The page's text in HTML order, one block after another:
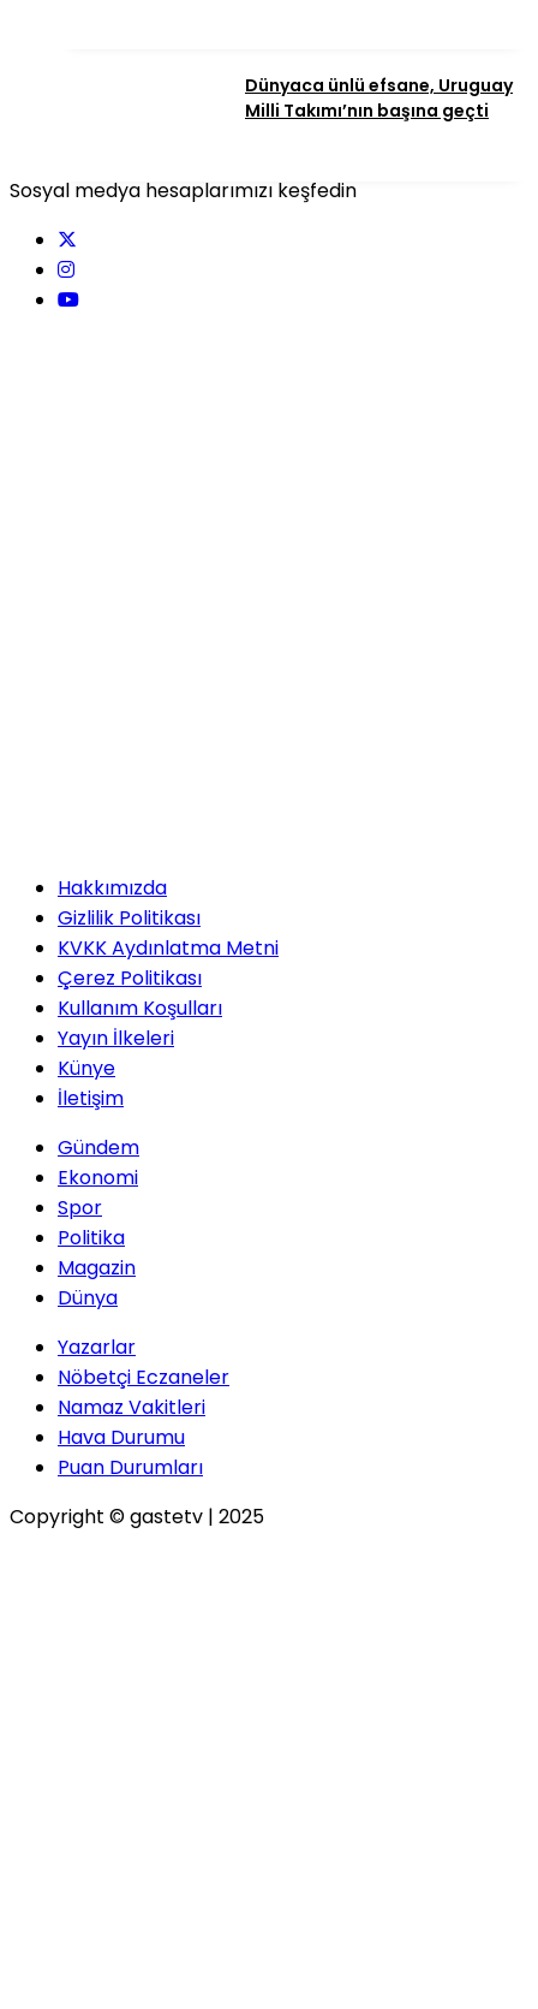
Dünyaca ünlü efsane, Uruguay
Milli Takımı’nın başına geçti
Sosyal medya hesaplarımızı keşfedin
Hakkımızda
Gizlilik Politikası
KVKK Aydınlatma Metni
Çerez Politikası
Kullanım Koşulları
Yayın İlkeleri
Künye
İletişim
Gündem
Ekonomi
Spor
Politika
Magazin
Dünya
Yazarlar
Nöbetçi Eczaneler
Namaz Vakitleri
Hava Durumu
Puan Durumları
Copyright © gastetv | 2025